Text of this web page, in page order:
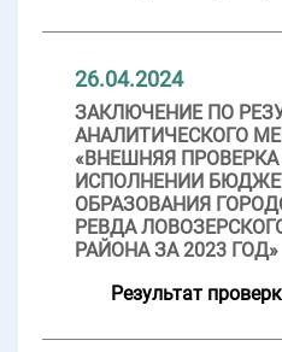
26.04.2024
ЗАКЛЮЧЕНИЕ ПО
АНАЛИТИЧЕСКОГО
«ВНЕШНЯЯ
ИСПОЛНЕНИИ
ОБРАЗОВАНИЯ
РЕВДА
РАЙОНА ЗА 2023 ГОД»
Результат